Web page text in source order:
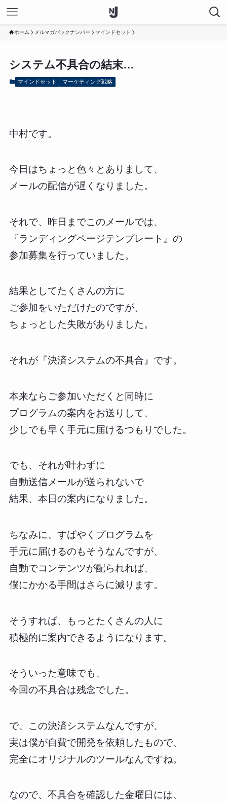
ホーム メルマガバックナンバー マインドセット
システム不具合の結末…
マインドセット マーケティング戦略
中村です。
今日はちょっと色々とありまして、
メールの配信が遅くなりました。
それで、昨日までこのメールでは、
『ランディングページテンプレート』の
参加募集を行っていました。
結果としてたくさんの方に
ご参加をいただけたのですが、
ちょっとした失敗がありました。
それが『決済システムの不具合』です。
本来ならご参加いただくと同時に
プログラムの案内をお送りして、
少しでも早く手元に届けるつもりでした。
でも、それが叶わずに
自動送信メールが送られないで
結果、本日の案内になりました。
ちなみに、すばやくプログラムを
手元に届けるのもそうなんですが、
自動でコンテンツが配られれば、
僕にかかる手間はさらに減ります。
そうすれば、もっとたくさんの人に
積極的に案内できるようになります。
そういった意味でも、
今回の不具合は残念でした。
で、この決済システムなんですが、
実は僕が自費で開発を依頼したもので、
完全にオリジナルのツールなんですね。
なので、不具合を確認した金曜日には、